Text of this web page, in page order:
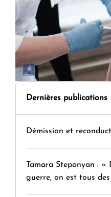
Dernières publications
Démission et
Tamara Stepanyan : «
guerre, on est tous